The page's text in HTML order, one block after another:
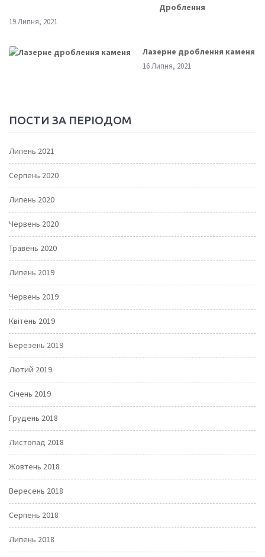
Дроблення
19 Липня, 2021
Лазерне дроблення каменя
16 Липня, 2021
ПОСТИ ЗА ПЕРІОДОМ
Липень 2021
Серпень 2020
Липень 2020
Червень 2020
Травень 2020
Липень 2019
Червень 2019
Квітень 2019
Березень 2019
Лютий 2019
Січень 2019
Грудень 2018
Листопад 2018
Жовтень 2018
Вересень 2018
Серпень 2018
Липень 2018